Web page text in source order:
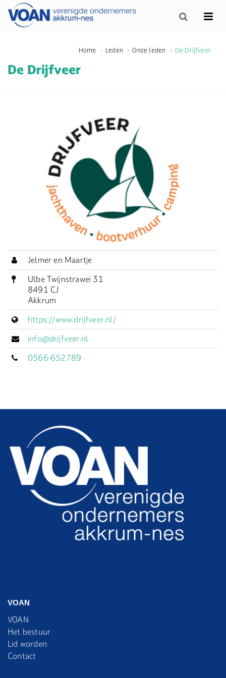
Home Leden Onze leden De Drijfveer
De Drijfveer
Jelmer en Maartje
Ulbe Twijnstrawei 31
8491 CJ
Akkrum
https://www.drijfveer.nl/
info@drijfveer.nl
0566-652789
VOAN
VOAN
Het bestuur
Lid worden
Contact